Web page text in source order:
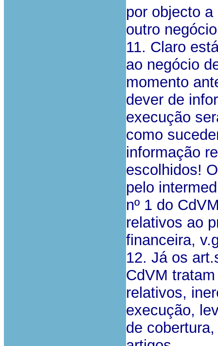
por objecto
outro
11. Claro
ao negócio
momento
dever de
execução
como
informação
escolhidos!
pelo
nº 1 do
relativos ao
financeira,
12. Já os
CdVM
relativos,
execução,
de